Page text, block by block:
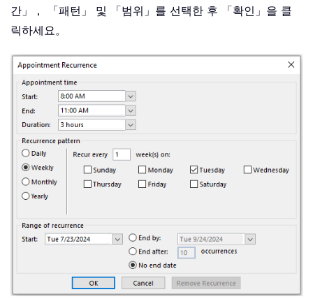
간」， 「패턴」 및 「범위」를 선택한 후 「확인」을 클
릭하세요。